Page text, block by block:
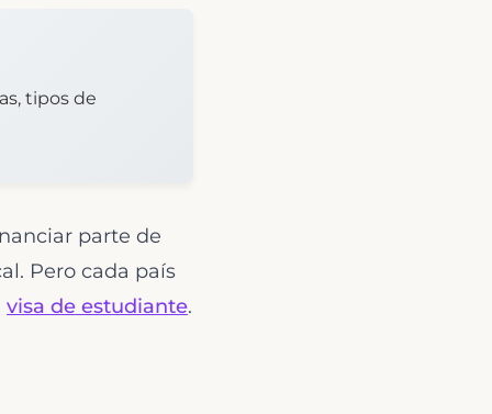
tipos de
parte de
Pero cada país
visa de estudiante.